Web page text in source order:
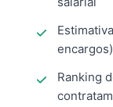
encargos)
Ranking
contratam